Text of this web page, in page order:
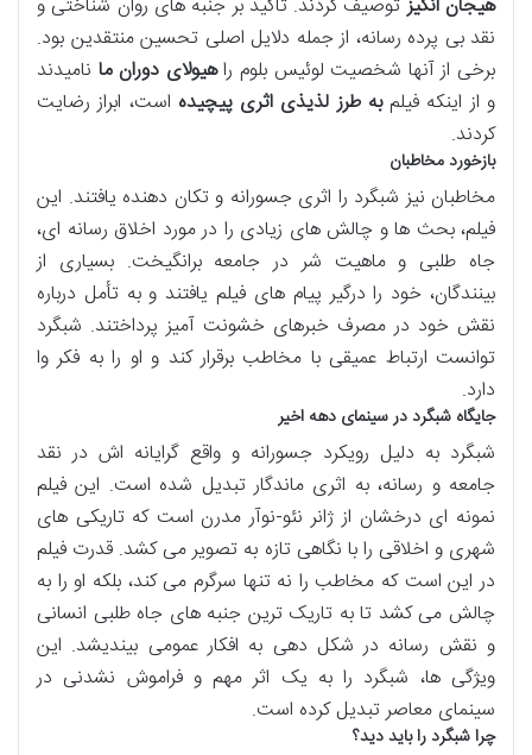
نقد بی پرده رسانه، از جمله دلایل اصلی تحسین منتقدین بود.
برخی از آنها شخصیت لوئیس بلوم راهیولای دوران ما نامیدند
و از اینکه فیلمبه طرز لذیذی اثری پیچیده است، ابراز رضایت
کردند.
بازخورد مخاطبان
مخاطبان نیز شبگرد را اثری جسورانه و تکان دهنده یافتند. این
فیلم، بحث ها و چالش های زیادی را در مورد اخلاق رسانه ای،
جاه طلبی و ماهیت شر در جامعه برانگیخت. بسیاری از
بینندگان، خود را درگیر پیام های فیلم یافتند و به تأمل درباره
نقش خود در مصرف خبرهای خشونت آمیز پرداختند. شبگرد
توانست ارتباط عمیقی با مخاطب برقرار کند و او را به فکر وا
دارد.
جایگاه شبگرد در سینمای دهه اخیر
شبگرد به دلیل رویکرد جسورانه و واقع گرایانه اش در نقد
جامعه و رسانه، به اثری ماندگار تبدیل شده است. این فیلم
نمونه ای درخشان از ژانر نئو-نوآر مدرن است که تاریکی های
شهری و اخلاقی را با نگاهی تازه به تصویر می کشد. قدرت فیلم
در این است که مخاطب را نه تنها سرگرم می کند، بلکه او را به
چالش می کشد تا به تاریک ترین جنبه های جاه طلبی انسانی
و نقش رسانه در شکل دهی به افکار عمومی بیندیشد. این
ویژگی ها، شبگرد را به یک اثر مهم و فراموش نشدنی در
سینمای معاصر تبدیل کرده است.
چرا شبگرد را باید دید؟